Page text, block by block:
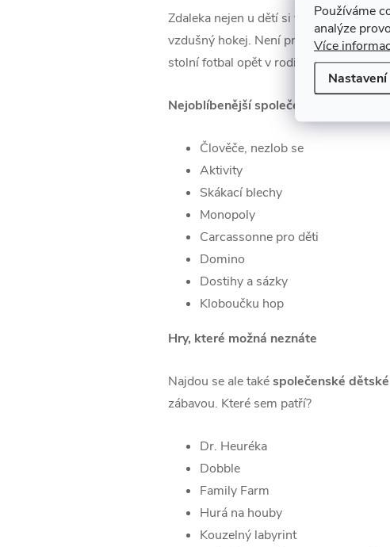
Používáme
analýze
Více
Nastavení
Zdaleka nejen u dětí si velikou oblibu
vzdušný hokej. Není pravda, že tyto
stolní fotbal opět v rodinném kruhu,
Nejoblíbenější společenské hry pro
Člověče, nezlob se
Aktivity
Skákací blechy
Monopoly
Carcassonne pro děti
Domino
Dostihy a sázky
Kloboučku hop
Hry, které možná neznáte
Najdou se ale takéspolečenské
zábavou. Které sem patří?
Dr. Heuréka
Dobble
Family Farm
Hurá na houby
Kouzelný labyrint